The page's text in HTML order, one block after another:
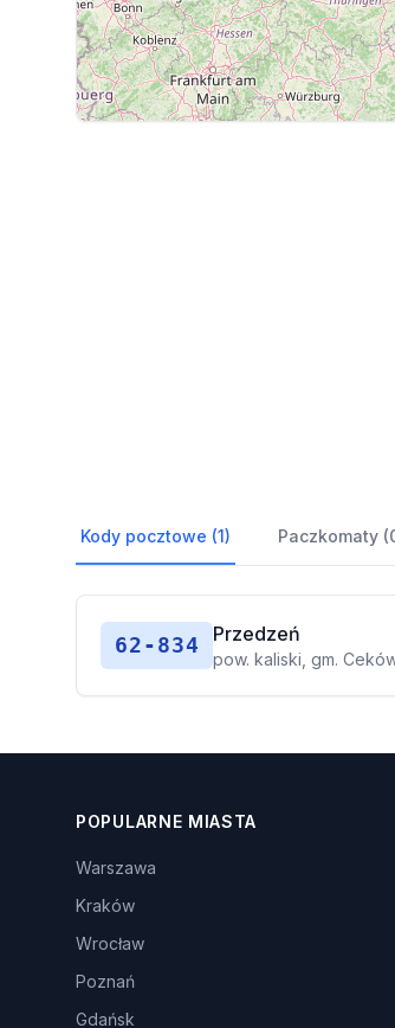
Kody pocztowe (1) Paczkomaty
62-834 Przedzeń
pow. kaliski, gm.
POPULARNE MIASTA
Warszawa
Kraków
Wrocław
Poznań
Gdańsk